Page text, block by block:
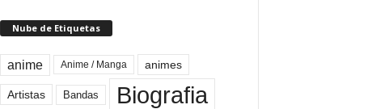
Nube de Etiquetas
anime Anime / Manga animes
Artistas Bandas Biografia